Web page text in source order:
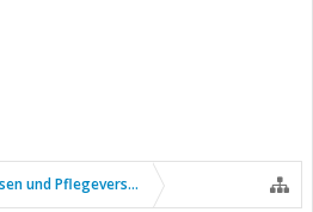
und Pflegeversicherung